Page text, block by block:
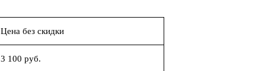
Цена без скидки
3 100 руб.